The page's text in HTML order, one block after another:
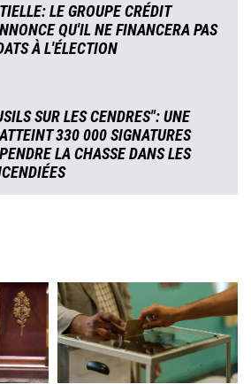
LE GROUPE CRÉDIT
QU'IL NE FINANCERA PAS
À L'ÉLECTION
SUR LES CENDRES": UNE
330 000 SIGNATURES
LA CHASSE DANS LES
Image